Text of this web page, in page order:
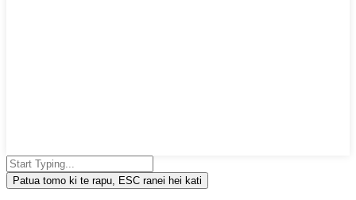
Patua tomo ki te rapu, ESC ranei hei kati